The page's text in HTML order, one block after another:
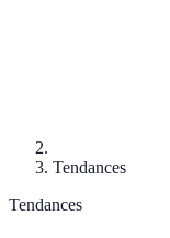
Tendances
Tendances